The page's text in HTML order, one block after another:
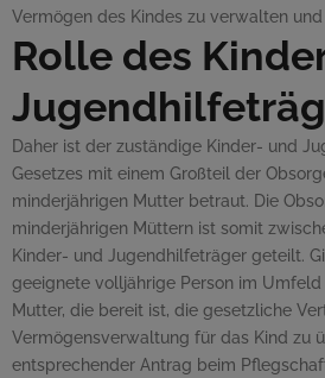
Vermögen des Kindes zu verwalten
Rolle des
Daher ist der zuständige Kinder- und
Gesetzes mit einem Großteil der
minderjährigen Mutter betraut. Die
minderjährigen Müttern ist somit
Kinder- und Jugendhilfeträger geteilt.
geeignete volljährige Person im
Mutter, die bereit ist, die gesetzliche
Vermögensverwaltung für das Kind zu
entsprechender Antrag beim